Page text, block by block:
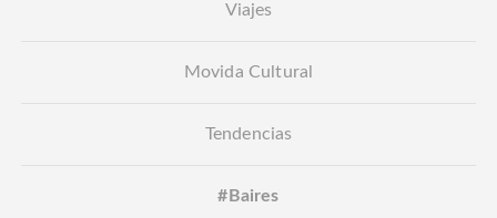
Viajes
Movida Cultural
Tendencias
#Baires